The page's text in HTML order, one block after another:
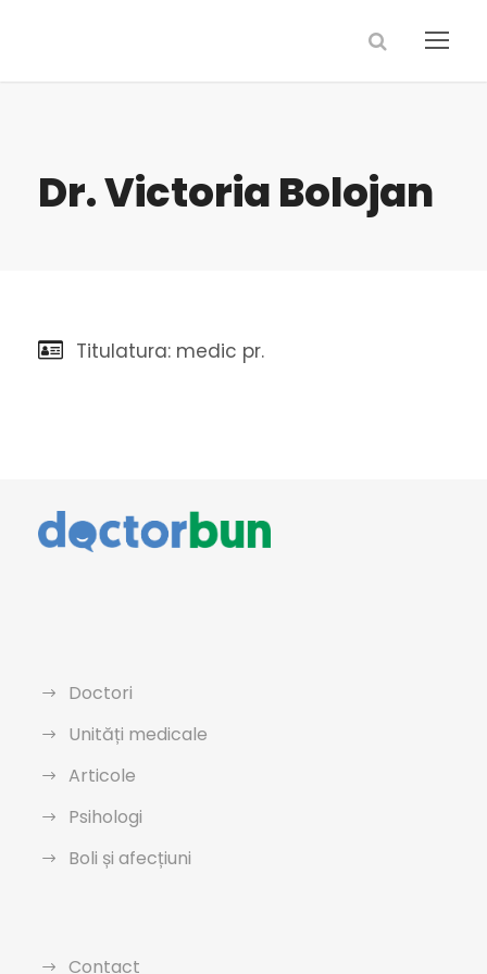
Dr. Victoria Bolojan
Titulatura: medic pr.
Doctori
Unități medicale
Articole
Psihologi
Boli și afecțiuni
Contact